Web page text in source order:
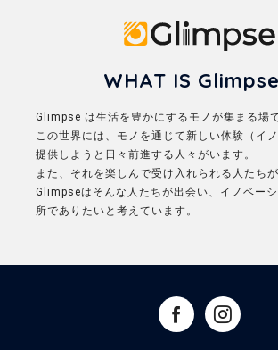
WHAT IS
Glimpse は生活を豊かにするモノが集まる場で
この世界には、モノを通じて新しい体験（イ
提供しようと日々前進する人々がいます。
また、それを楽しんで受け入れられる人たちが
Glimpseはそんな人たちが出会い、イノベー
所でありたいと考えています。